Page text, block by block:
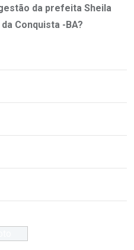
da prefeita Sheila
Conquista -BA?